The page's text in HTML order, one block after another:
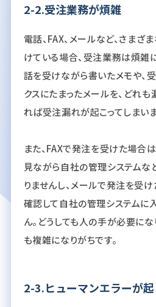
2-2.受注業務が煩雑
電話、FAX、メールなど、さま
けている場合、受注業務は煩雑
話を受けながら書いたメモや、
クスにたまったメールを、どれ
れば受注漏れが起こってしまいま
また、FAXで発注を受けた場合
見ながら自社の管理システム
りませんし、メールで発注を受
確認して自社の管理システムに
ん。どうしても人の手が必要にな
も複雑になりがちです。
2-3.ヒューマンエラーが